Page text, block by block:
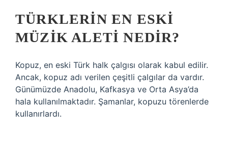
TÜRKLERIN EN ESKI
MÜZIK ALETI NEDIR?
Kopuz, en eski Türk halk çalgısı olarak kabul edilir.
Ancak, kopuz adı verilen çeşitli çalgılar da vardır.
Günümüzde Anadolu, Kafkasya ve Orta Asya’da
hala kullanılmaktadır. Şamanlar, kopuzu törenlerde
kullanırlardı.